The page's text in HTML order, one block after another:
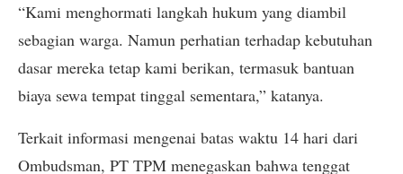
“Kami menghormati langkah hukum yang diambil
sebagian warga. Namun perhatian terhadap kebutuhan
dasar mereka tetap kami berikan, termasuk bantuan
biaya sewa tempat tinggal sementara,” katanya.
Terkait informasi mengenai batas waktu 14 hari dari
Ombudsman, PT TPM menegaskan bahwa tenggat